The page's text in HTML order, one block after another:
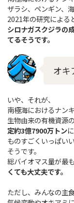
ザラシ、ペンギン、
2021年の研究によると
シロナガスクジラの
てるそうです。
オキ
いや、それが、
南極海におけるナン
生物由来の有機資源
定約3億7900万トン
ものすごくいっぱい
そうです。
総バイオマス量が最
くても大丈夫です。
ただし、みんなの主食